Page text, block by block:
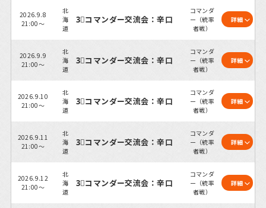
2026.9.8
21:00～
北
海
道
3⃣コマンダー交流会：辛口
コマンダ
ー（統率
者戦）
詳細
2026.9.9
21:00～
北
海
道
3⃣コマンダー交流会：辛口
コマンダ
ー（統率
者戦）
詳細
2026.9.10
21:00～
北
海
道
3⃣コマンダー交流会：辛口
コマンダ
ー（統率
者戦）
詳細
2026.9.11
21:00～
北
海
道
3⃣コマンダー交流会：辛口
コマンダ
ー（統率
者戦）
詳細
2026.9.12
21:00～
北
海
道
3⃣コマンダー交流会：辛口
コマンダ
ー（統率
者戦）
詳細